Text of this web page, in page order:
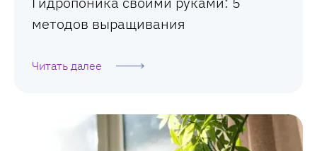
методов выращивания
Читать далее